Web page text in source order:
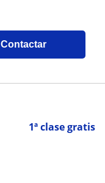
Contactar
1ª clase gratis